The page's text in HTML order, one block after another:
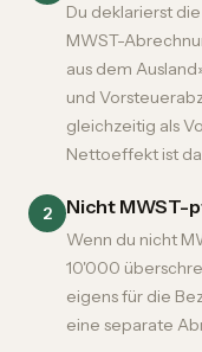
Du deklarierst
MWST-
aus dem
und
gleichzeitig als
Nettoeffekt ist
2 Nicht MWST-
Wenn du nicht
10'000
eigens für die
eine separate